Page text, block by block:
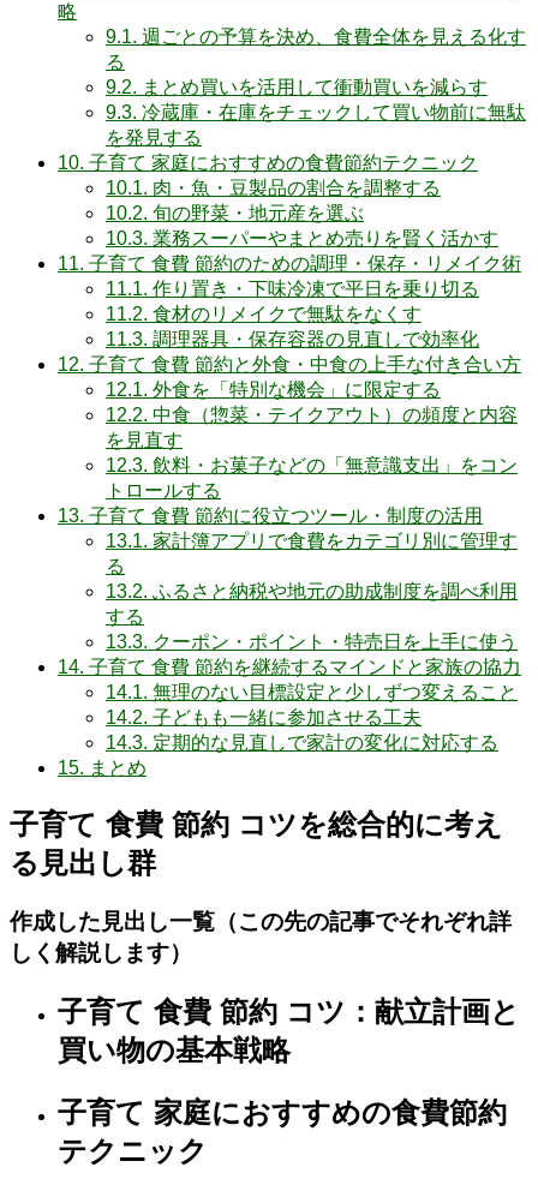
略
9.1. 週ごとの予算を決め、食費全体を見える化す
る
9.2. まとめ買いを活用して衝動買いを減らす
9.3. 冷蔵庫・在庫をチェックして買い物前に無駄
を発見する
10. 子育て 家庭におすすめの食費節約テクニック
10.1. 肉・魚・豆製品の割合を調整する
10.2. 旬の野菜・地元産を選ぶ
10.3. 業務スーパーやまとめ売りを賢く活かす
11. 子育て 食費 節約のための調理・保存・リメイク術
11.1. 作り置き・下味冷凍で平日を乗り切る
11.2. 食材のリメイクで無駄をなくす
11.3. 調理器具・保存容器の見直しで効率化
12. 子育て 食費 節約と外食・中食の上手な付き合い方
12.1. 外食を「特別な機会」に限定する
12.2. 中食（惣菜・テイクアウト）の頻度と内容
を見直す
12.3. 飲料・お菓子などの「無意識支出」をコン
トロールする
13. 子育て 食費 節約に役立つツール・制度の活用
13.1. 家計簿アプリで食費をカテゴリ別に管理す
る
13.2. ふるさと納税や地元の助成制度を調べ利用
する
13.3. クーポン・ポイント・特売日を上手に使う
14. 子育て 食費 節約を継続するマインドと家族の協力
14.1. 無理のない目標設定と少しずつ変えること
14.2. 子どもも一緒に参加させる工夫
14.3. 定期的な見直しで家計の変化に対応する
15. まとめ
子育て 食費 節約 コツを総合的に考え
る見出し群
作成した見出し一覧（この先の記事でそれぞれ詳
しく解説します）
子育て 食費 節約 コツ：献立計画と
買い物の基本戦略
子育て 家庭におすすめの食費節約
テクニック